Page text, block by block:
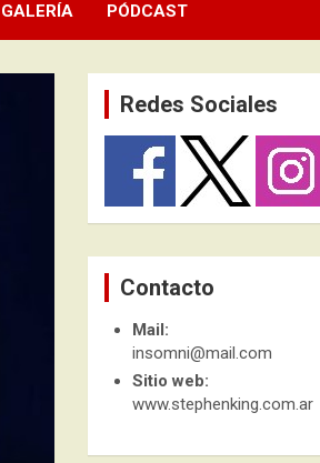
GALERÍA PÓDCAST
Redes Sociales
Contacto
Mail:
insomni@mail.com
Sitio web:
www.stephenking.com.ar